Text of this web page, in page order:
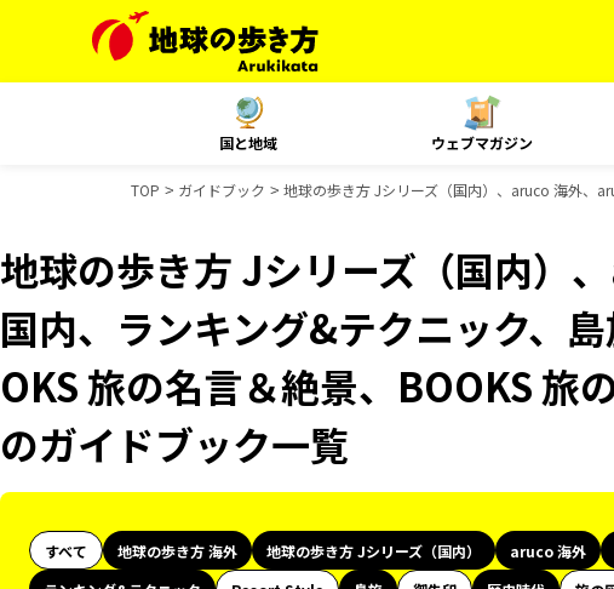
国と地域 ウェブマガジン
TOP ガイドブック 地球の歩き方 Jシリーズ（国内）、aruco 海外、
地球の歩き方 Jシリーズ（国内）
国内、ランキング&テクニック、
OKS 旅の名言＆絶景、BOOKS 旅
のガイドブック一覧
すべて 地球の歩き方 海外 地球の歩き方 Jシリーズ（国内） aruco 海外